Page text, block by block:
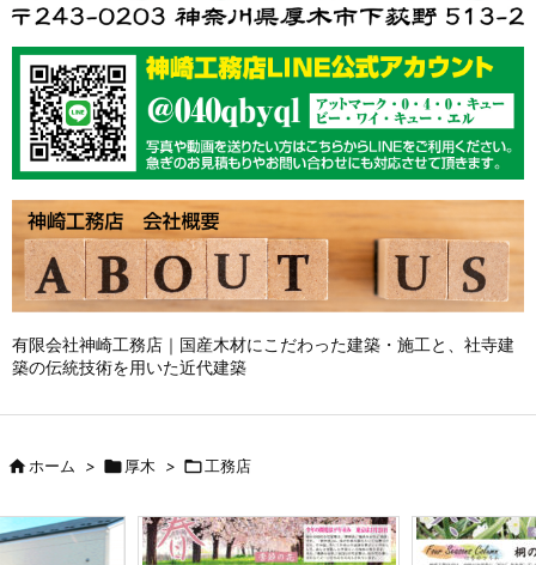
有限会社神崎工務店｜国産木材にこだわった建築・施工と、社寺建
築の伝統技術を用いた近代建築
ホーム > 厚木 > 工務店